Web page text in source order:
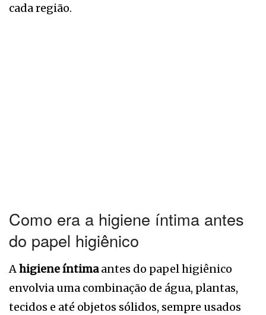
cada região.
Como era a higiene íntima antes
do papel higiênico
Ahigiene íntimaantes do papel higiênico
envolvia uma combinação de água, plantas,
tecidos e até objetos sólidos, sempre usados